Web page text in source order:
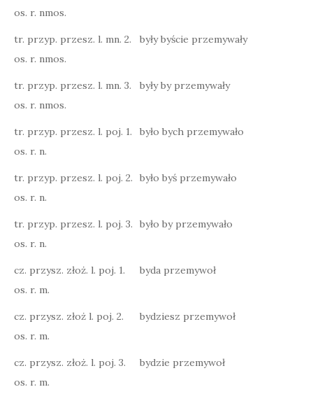
os. r. nmos.
tr. przyp. przesz. l. mn. 2.
os. r. nmos.
były byście przemywały
tr. przyp. przesz. l. mn. 3.
os. r. nmos.
były by przemywały
tr. przyp. przesz. l. poj. 1.
os. r. n.
było bych przemywało
tr. przyp. przesz. l. poj. 2.
os. r. n.
było byś przemywało
tr. przyp. przesz. l. poj. 3.
os. r. n.
było by przemywało
cz. przysz. złoż. l. poj. 1.
os. r. m.
byda przemywoł
cz. przysz. złoż l. poj. 2.
os. r. m.
bydziesz przemywoł
cz. przysz. złoż. l. poj. 3.
os. r. m.
bydzie przemywoł